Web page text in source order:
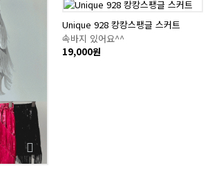
Unique 928 캉캉스팽글 스커트
속바지 있어요^^
19,000원